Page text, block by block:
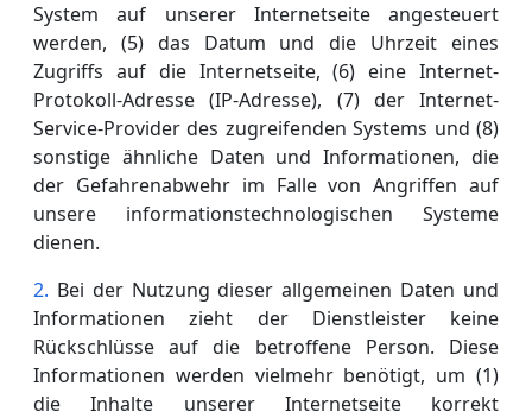
System auf unserer Internetseite angesteuert
werden, (5) das Datum und die Uhrzeit eines
Zugriffs auf die Internetseite, (6) eine Internet-
Protokoll-Adresse (IP-Adresse), (7) der Internet-
Service-Provider des zugreifenden Systems und (8)
sonstige ähnliche Daten und Informationen, die
der Gefahrenabwehr im Falle von Angriffen auf
unsere informationstechnologischen Systeme
dienen.
Bei der Nutzung dieser allgemeinen Daten und
Informationen zieht der Dienstleister keine
Rückschlüsse auf die betroffene Person. Diese
Informationen werden vielmehr benötigt, um (1)
die Inhalte unserer Internetseite korrekt